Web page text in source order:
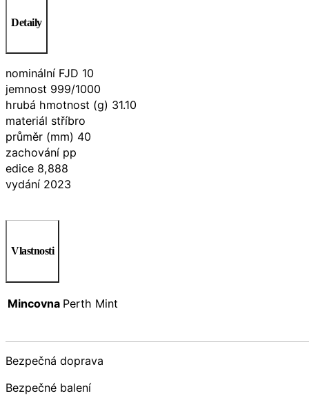
Detaily
nominální FJD 10
jemnost 999/1000
hrubá hmotnost (g) 31.10
materiál stříbro
průměr (mm) 40
zachování pp
edice 8,888
vydání 2023
Vlastnosti
Mincovna Perth Mint
Bezpečná doprava
Bezpečné balení